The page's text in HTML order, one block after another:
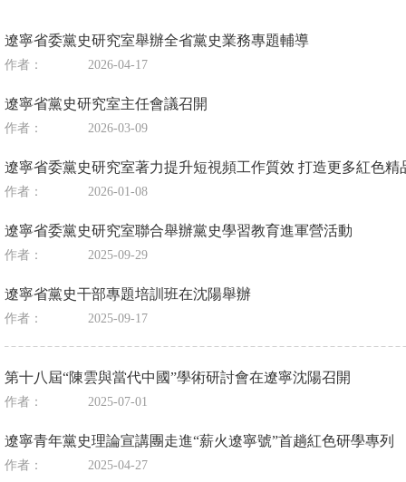
遼寧省委黨史研究室舉辦全省黨史業務專題輔導
作者： 2026-04-17
遼寧省黨史研究室主任會議召開
作者： 2026-03-09
遼寧省委黨史研究室著力提升短視頻工作質效 打造更多紅色精
作者： 2026-01-08
遼寧省委黨史研究室聯合舉辦黨史學習教育進軍營活動
作者： 2025-09-29
遼寧省黨史干部專題培訓班在沈陽舉辦
作者： 2025-09-17
第十八屆“陳雲與當代中國”學術研討會在遼寧沈陽召開
作者： 2025-07-01
遼寧青年黨史理論宣講團走進“薪火遼寧號”首趟紅色研學專列
作者： 2025-04-27